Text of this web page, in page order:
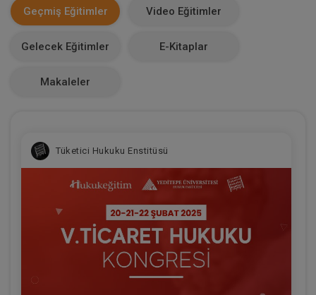
0
Geçmiş Eğitimler Video Eğitimler
Gelecek Eğitimler E-Kitaplar
Makaleler
Tüketici Hukuku Enstitüsü